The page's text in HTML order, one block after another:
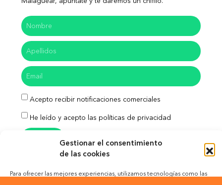
Gestionar el consentimiento
de las cookies
Para ofrecer las mejores experiencias, utilizamos tecnologías como las
Acepto recibir notificaciones comerciales
He leído y acepto las políticas de privacidad